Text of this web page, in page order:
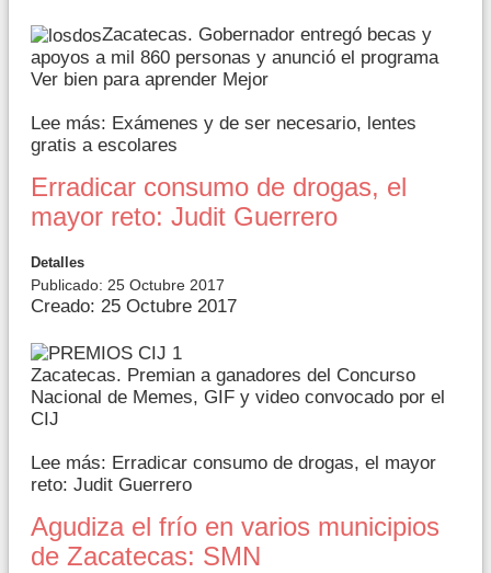
Zacatecas. Gobernador entregó becas y
apoyos a mil 860 personas y anunció el programa
Ver bien para aprender Mejor
Lee más: Exámenes y de ser necesario, lentes
gratis a escolares
Erradicar consumo de drogas, el
mayor reto: Judit Guerrero
Detalles
Publicado: 25 Octubre 2017
Creado: 25 Octubre 2017
Zacatecas. Premian a ganadores del Concurso
Nacional de Memes, GIF y video convocado por el
CIJ
Lee más: Erradicar consumo de drogas, el mayor
reto: Judit Guerrero
Agudiza el frío en varios municipios
de Zacatecas: SMN